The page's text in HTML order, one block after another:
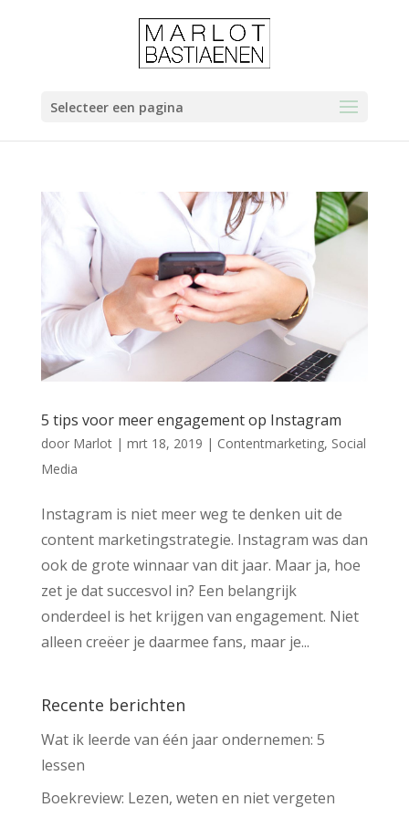
Selecteer een pagina
5 tips voor meer engagement op Instagram
door Marlot| mrt 18, 2019 | Contentmarketing, Social
Media
Instagram is niet meer weg te denken uit de
content marketingstrategie. Instagram was dan
ook de grote winnaar van dit jaar. Maar ja, hoe
zet je dat succesvol in? Een belangrijk
onderdeel is het krijgen van engagement. Niet
alleen creëer je daarmee fans, maar je...
Recente berichten
Wat ik leerde van één jaar ondernemen: 5
lessen
Boekreview: Lezen, weten en niet vergeten